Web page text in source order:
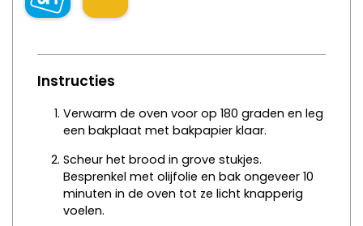
Instructies
Verwarm de oven voor op 180 graden en leg
een bakplaat met bakpapier klaar.
Scheur het brood in grove stukjes.
Besprenkel met olijfolie en bak ongeveer 10
minuten in de oven tot ze licht knapperig
voelen.